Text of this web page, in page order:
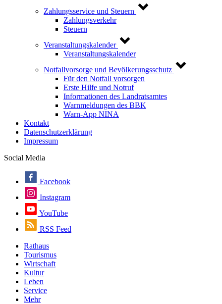
Zahlungsservice und Steuern
Zahlungsverkehr
Steuern
Veranstaltungskalender
Veranstaltungskalender
Notfallvorsorge und Bevölkerungsschutz
Für den Notfall vorsorgen
Erste Hilfe und Notruf
Informationen des Landratsamtes
Warnmeldungen des BBK
Warn-App NINA
Kontakt
Datenschutzerklärung
Impressum
Social Media
Facebook
Instagram
YouTube
RSS Feed
Rathaus
Tourismus
Wirtschaft
Kultur
Leben
Service
Mehr